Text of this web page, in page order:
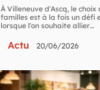
À Villeneuve d'Ascq, le
familles est à la fois un défi
lorsque l'on souhaite allier…
Actu 20/06/2026